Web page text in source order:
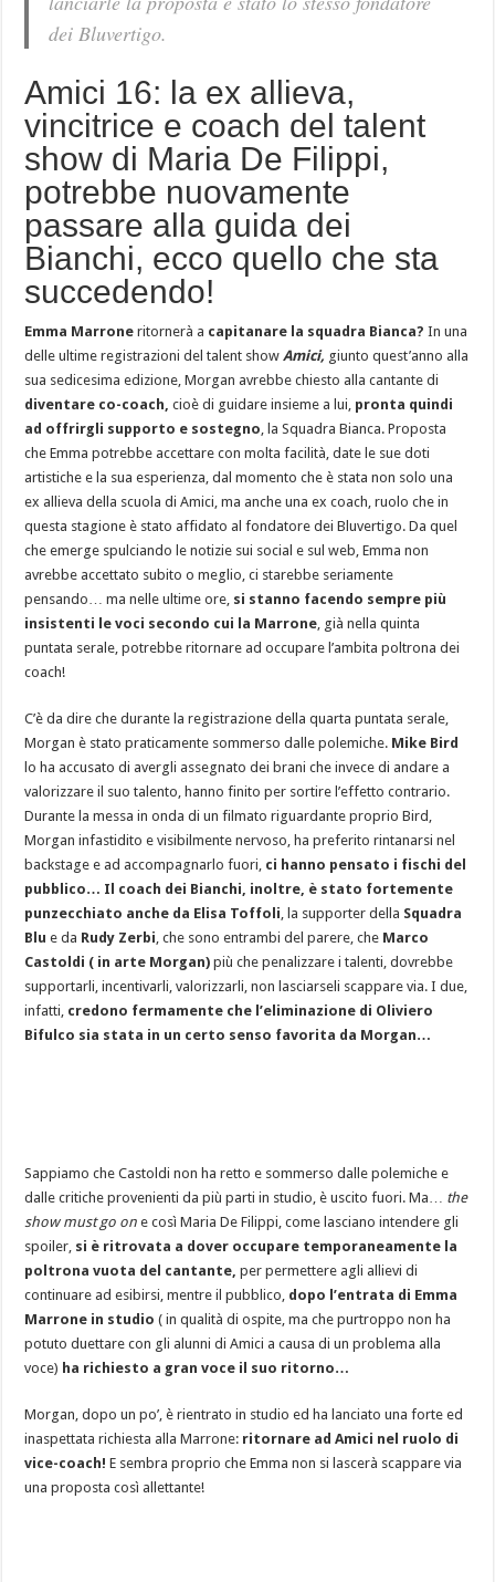
dei Bluvertigo.
Amici 16: la ex allieva,
vincitrice e coach del talent
show di Maria De Filippi,
potrebbe nuovamente
passare alla guida dei
Bianchi, ecco quello che sta
succedendo!
Emma Marrone ritornerà a capitanare la squadra Bianca? In una
delle ultime registrazioni del talent showAmici, giunto quest’anno alla
sua sedicesima edizione, Morgan avrebbe chiesto alla cantante di
diventare co-coach, cioè di guidare insieme a lui, pronta quindi
ad offrirgli supporto e sostegno, la Squadra Bianca. Proposta
che Emma potrebbe accettare con molta facilità, date le sue doti
artistiche e la sua esperienza, dal momento che è stata non solo una
ex allieva della scuola di Amici, ma anche una ex coach, ruolo che in
questa stagione è stato affidato al fondatore dei Bluvertigo. Da quel
che emerge spulciando le notizie sui social e sul web, Emma non
avrebbe accettato subito o meglio, ci starebbe seriamente
pensando… ma nelle ultime ore, si stanno facendo sempre più
insistenti le voci secondo cui la Marrone, già nella quinta
puntata serale, potrebbe ritornare ad occupare l’ambita poltrona dei
coach!
C’è da dire che durante la registrazione della quarta puntata serale,
Morgan è stato praticamente sommerso dalle polemiche. Mike Bird
lo ha accusato di avergli assegnato dei brani che invece di andare a
valorizzare il suo talento, hanno finito per sortire l’effetto contrario.
Durante la messa in onda di un filmato riguardante proprio Bird,
Morgan infastidito e visibilmente nervoso, ha preferito rintanarsi nel
backstage e ad accompagnarlo fuori, ci hanno pensato i fischi del
pubblico… Il coach dei Bianchi, inoltre, è stato fortemente
punzecchiato anche da Elisa Toffoli, la supporter della Squadra
Blu e da Rudy Zerbi, che sono entrambi del parere, che Marco
Castoldi ( in arte Morgan) più che penalizzare i talenti, dovrebbe
supportarli, incentivarli, valorizzarli, non lasciarseli scappare via. I due,
infatti, credono fermamente che l’eliminazione di Oliviero
Bifulco sia stata in un certo senso favorita da Morgan…
Sappiamo che Castoldi non ha retto e sommerso dalle polemiche e
dalle critiche provenienti da più parti in studio, è uscito fuori. Ma… the
show must go on e così Maria De Filippi, come lasciano intendere gli
spoiler, si è ritrovata a dover occupare temporaneamente la
poltrona vuota del cantante, per permettere agli allievi di
continuare ad esibirsi, mentre il pubblico, dopo l’entrata di Emma
Marrone in studio ( in qualità di ospite, ma che purtroppo non ha
potuto duettare con gli alunni di Amici a causa di un problema alla
voce) ha richiesto a gran voce il suo ritorno…
Morgan, dopo un po’, è rientrato in studio ed ha lanciato una forte ed
inaspettata richiesta alla Marrone: ritornare ad Amici nel ruolo di
vice-coach! E sembra proprio che Emma non si lascerà scappare via
una proposta così allettante!